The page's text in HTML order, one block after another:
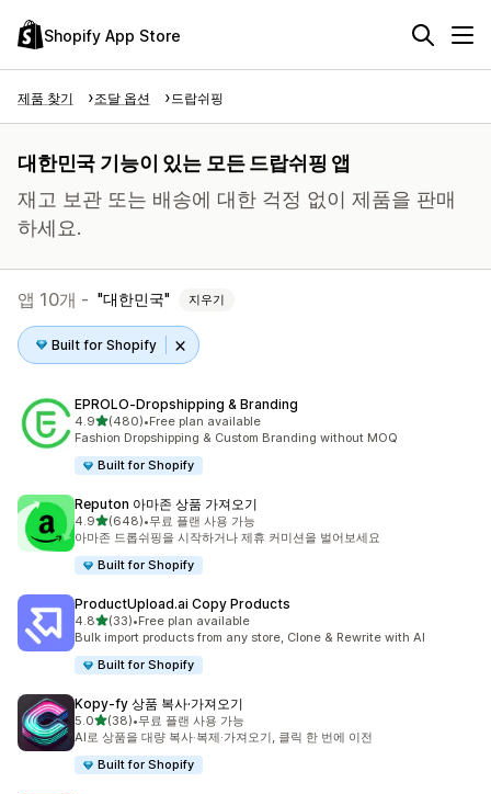
Shopify App Store
제품 찾기 조달 옵션 드랍쉬핑
대한민국 기능이 있는 모든 드랍쉬핑 앱
재고 보관 또는 배송에 대한 걱정 없이 제품을 판매
하세요.
앱 10개 - 대한민국 지우기
Built for Shopify
EPROLO‑Dropshipping & Branding
4.9별 5개 중
(480)
총 리뷰 480개
•Free plan available
Fashion Dropshipping & Custom Branding without MOQ
Built for Shopify
Reputon 아마존 상품 가져오기
4.9별 5개 중
(648)
총 리뷰 648개
•무료 플랜 사용 가능
아마존 드롭쉬핑을 시작하거나 제휴 커미션을 벌어보세요
Built for Shopify
ProductUpload.ai Copy Products
4.8별 5개 중
(33)
총 리뷰 33개
•Free plan available
Bulk import products from any store, Clone & Rewrite with AI
Built for Shopify
Kopy‑fy 상품 복사·가져오기
5.0별 5개 중
(38)
총 리뷰 38개
•무료 플랜 사용 가능
AI로 상품을 대량 복사·복제·가져오기, 클릭 한 번에 이전
Built for Shopify